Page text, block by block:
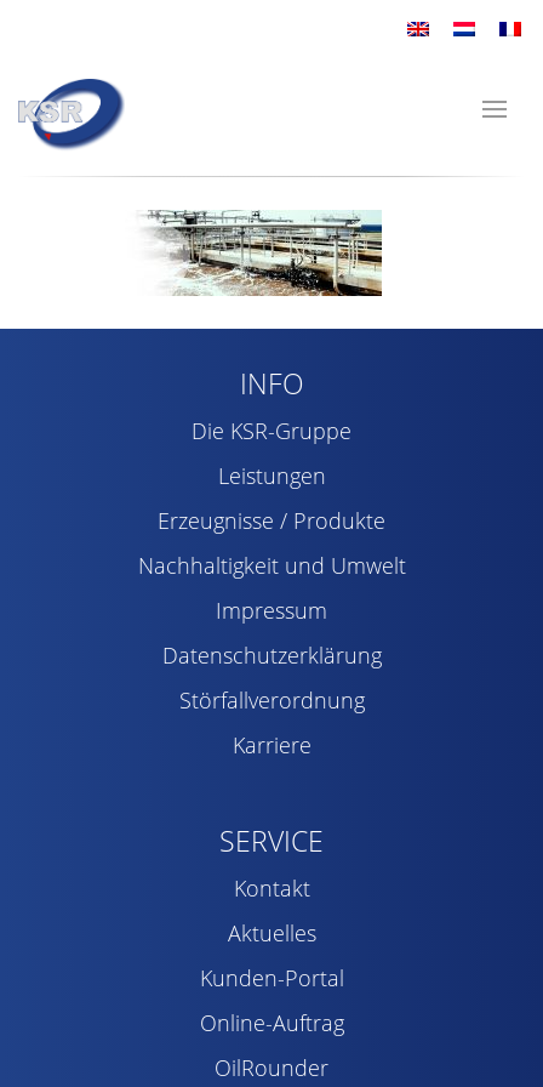
INFO
Die KSR-Gruppe
Leistungen
Erzeugnisse / Produkte
Nachhaltigkeit und Umwelt
Impressum
Datenschutzerklärung
Störfallverordnung
Karriere
SERVICE
Kontakt
Aktuelles
Kunden-Portal
Online-Auftrag
OilRounder